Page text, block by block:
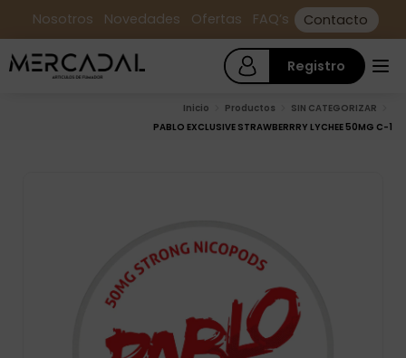
Nosotros Novedades Ofertas FAQ’s Contacto
Registro
Inicio Productos
SIN CATEGORIZAR
PABLO EXCLUSIVE STRAWBERRRY LYCHEE 50MG C-1